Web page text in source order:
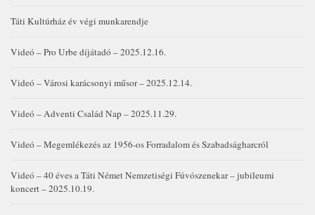
Táti Kultúrház év végi munkarendje
Videó – Pro Urbe díjátadó – 2025.12.16.
Videó – Városi karácsonyi műsor – 2025.12.14.
Videó – Adventi Család Nap – 2025.11.29.
Videó – Megemlékezés az 1956-os Forradalom és Szabadságharcról
Videó – 40 éves a Táti Német Nemzetiségi Fúvószenekar – jubileumi
koncert – 2025.10.19.